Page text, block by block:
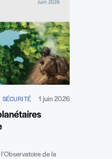
1 juin 2026
de la